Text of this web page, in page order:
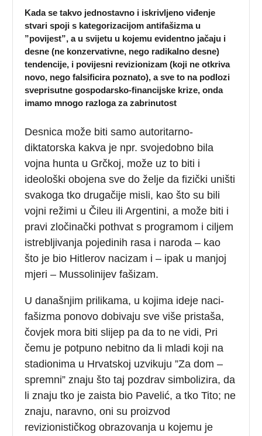
Kada se takvo jednostavno i iskrivljeno viđenje
stvari spoji s kategorizacijom antifašizma u
”povijest”, a u svijetu u kojemu evidentno jačaju i
desne (ne konzervativne, nego radikalno desne)
tendencije, i povijesni revizionizam (koji ne otkriva
novo, nego falsificira poznato), a sve to na podlozi
sveprisutne gospodarsko-financijske krize, onda
imamo mnogo razloga za zabrinutost
Desnica može biti samo autoritarno-
diktatorska kakva je npr. svojedobno bila
vojna hunta u Grčkoj, može uz to biti i
ideološki obojena sve do želje da fizički uništi
svakoga tko drugačije misli, kao što su bili
vojni režimi u Čileu ili Argentini, a može biti i
pravi zločinački pothvat s programom i ciljem
istrebljivanja pojedinih rasa i naroda – kao
što je bio Hitlerov nacizam i – ipak u manjoj
mjeri – Mussolinijev fašizam.
U današnjim prilikama, u kojima ideje naci-
fašizma ponovo dobivaju sve više pristaša,
čovjek mora biti slijep pa da to ne vidi, Pri
čemu je potpuno nebitno da li mladi koji na
stadionima u Hrvatskoj uzvikuju ”Za dom –
spremni” znaju što taj pozdrav simbolizira, da
li znaju tko je zaista bio Pavelić, a tko Tito; ne
znaju, naravno, oni su proizvod
revizionističkog obrazovanja u kojemu je